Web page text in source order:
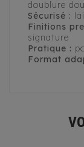
doublure
Sécurisé :
Finitions
signature
Pratique :
Format